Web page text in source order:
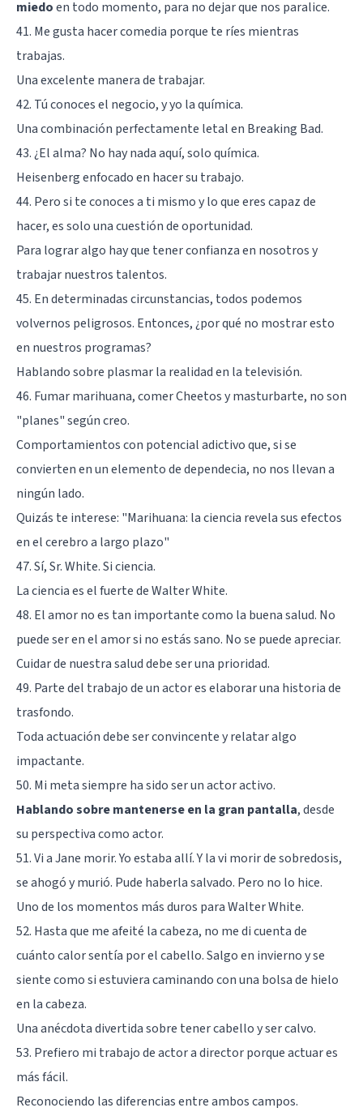
miedoen todo momento, para no dejar que nos paralice.
41. Me gusta hacer comedia porque te ríes mientras
trabajas.
Una excelente manera de trabajar.
42. Tú conoces el negocio, y yo la química.
Una combinación perfectamente letal en Breaking Bad.
43. ¿El alma? No hay nada aquí, solo química.
Heisenberg enfocado en hacer su trabajo.
44. Pero si te conoces a ti mismo y lo que eres capaz de
hacer, es solo una cuestión de oportunidad.
Para lograr algo hay que tener confianza en nosotros y
trabajar nuestros talentos.
45. En determinadas circunstancias, todos podemos
volvernos peligrosos. Entonces, ¿por qué no mostrar esto
en nuestros programas?
Hablando sobre plasmar la realidad en la televisión.
46. Fumar marihuana, comer Cheetos y masturbarte, no son
"planes" según creo.
Comportamientos con potencial adictivo que, si se
convierten en un elemento de dependecia, no nos llevan a
ningún lado.
Quizás te interese: "Marihuana: la ciencia revela sus efectos
en el cerebro a largo plazo"
47. Sí, Sr. White. Si ciencia.
La ciencia es el fuerte de Walter White.
48. El amor no es tan importante como la buena salud. No
puede ser en el amor si no estás sano. No se puede apreciar.
Cuidar de nuestra salud debe ser una prioridad.
49. Parte del trabajo de un actor es elaborar una historia de
trasfondo.
Toda actuación debe ser convincente y relatar algo
impactante.
50. Mi meta siempre ha sido ser un actor activo.
Hablando sobre mantenerse en la gran pantalla, desde
su perspectiva como actor.
51. Vi a Jane morir. Yo estaba allí. Y la vi morir de sobredosis,
se ahogó y murió. Pude haberla salvado. Pero no lo hice.
Uno de los momentos más duros para Walter White.
52. Hasta que me afeité la cabeza, no me di cuenta de
cuánto calor sentía por el cabello. Salgo en invierno y se
siente como si estuviera caminando con una bolsa de hielo
en la cabeza.
Una anécdota divertida sobre tener cabello y ser calvo.
53. Prefiero mi trabajo de actor a director porque actuar es
más fácil.
Reconociendo las diferencias entre ambos campos.